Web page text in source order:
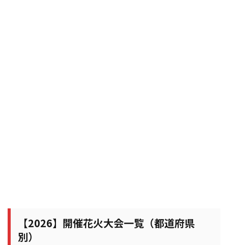
【2026】開催花火大会一覧（都道府県
別）